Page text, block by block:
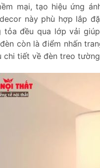
mại, tạo hiệu ứng
này phù hợp lắp
tỏa đều qua lớp vải
còn là điểm nhấn
chi tiết về đèn treo